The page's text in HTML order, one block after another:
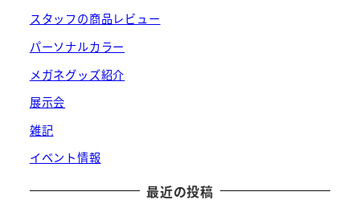
スタッフの商品レビュー
パーソナルカラー
メガネグッズ紹介
展示会
雑記
イベント情報
最近の投稿